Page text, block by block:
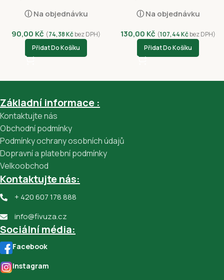
ⓘ Na objednávku
90,00 Kč (74,38Kčbez DPH)
Přidat Do Košíku
ⓘ Na objednávku
130,00 Kč (107,44Kčbez DPH)
Přidat Do Košíku
Základní informace :
Kontaktujte nás
Obchodní podmínky
Podmínky ochrany osobních údajů
Dopravní a platební podmínky
Velkoobchod
Kontaktujte nás:
+ 420 607 178 888
info@fivuza.cz
Sociální média:
Facebook
Instagram